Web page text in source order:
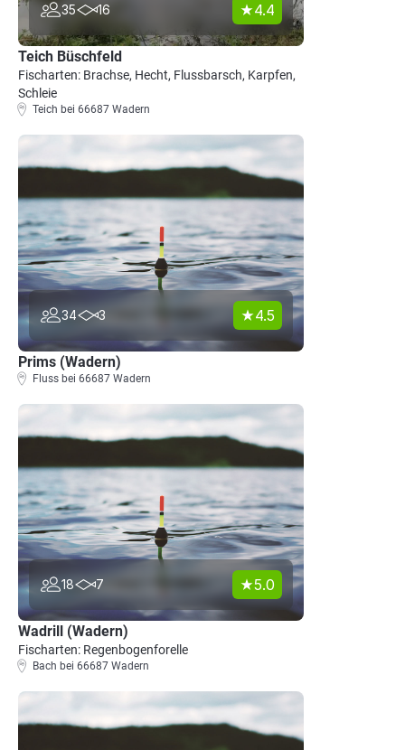
35 16 4.4
Teich Büschfeld
Fischarten: Brachse, Hecht, Flussbarsch, Karpfen,
Schleie
Teich bei 66687 Wadern
34 3 4.5
Prims (Wadern)
Fluss bei 66687 Wadern
18 7 5.0
Wadrill (Wadern)
Fischarten: Regenbogenforelle
Bach bei 66687 Wadern